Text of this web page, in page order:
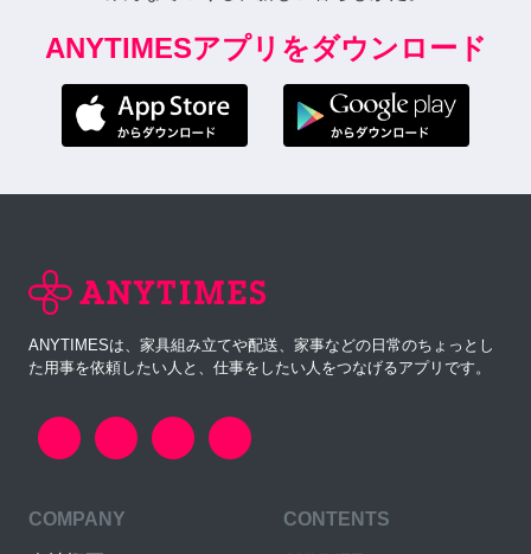
ANYTIMESアプリをダウンロード
ANYTIMESは、家具組み立てや配送、家事などの日常のちょっとし
た用事を依頼したい人と、仕事をしたい人をつなげるアプリです。
COMPANY CONTENTS